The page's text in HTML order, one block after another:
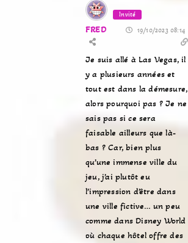
Invité
FRED 19/10/2023 08:14
Je suis allé à Las Vegas, il
y a plusieurs années et
tout est dans la démesure,
alors pourquoi pas ? Je ne
sais pas si ce sera
faisable ailleurs que là-
bas ? Car, bien plus
qu’une immense ville du
jeu, j’ai plutôt eu
l’impression d’être dans
une ville fictive… un peu
comme dans Disney World
où chaque hôtel offre des